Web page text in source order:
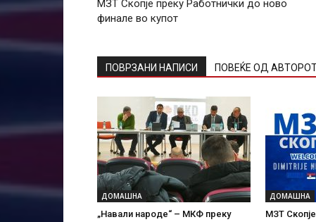
МЗТ Скопје преку Работнички до ново
финале во купот
ПОВРЗАНИ НАПИСИ ПОВЕЌЕ ОД
ДОМАШНА
„Навали народе“ – МКФ преку
ДОМАШНА
МЗТ